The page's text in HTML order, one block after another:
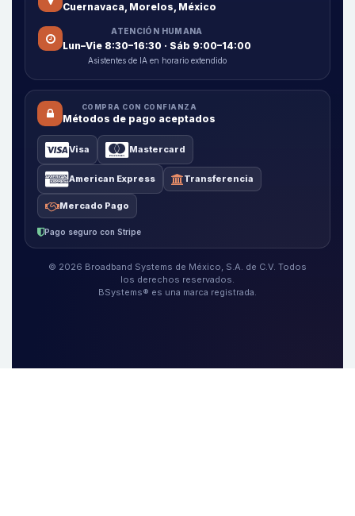
Cuernavaca, Morelos, México
ATENCIÓN HUMANA
Lun–Vie 8:30–16:30 · Sáb 9:00–14:00
Asistentes de IA en horario extendido
COMPRA CON CONFIANZA
Métodos de pago aceptados
Visa Mastercard
American Express Transferencia
Mercado Pago
Pago seguro con Stripe
© 2026 Broadband Systems de México, S.A. de C.V. Todos
los derechos reservados.
BSystems® es una marca registrada.